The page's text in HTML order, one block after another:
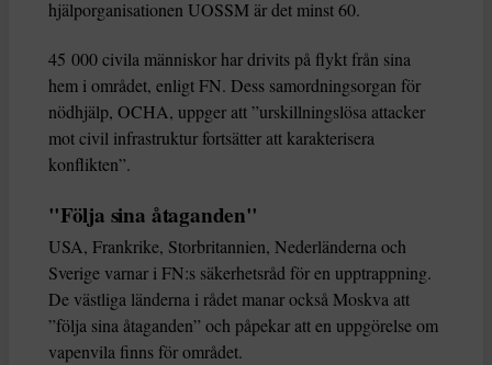
hjälporganisationen UOSSM är det minst 60.
45 000 civila människor har drivits på flykt från sina
hem i området, enligt FN. Dess samordningsorgan för
nödhjälp, OCHA, uppger att ”urskillningslösa attacker
mot civil infrastruktur fortsätter att karakterisera
konflikten”.
"Följa sina åtaganden"
USA, Frankrike, Storbritannien, Nederländerna och
Sverige varnar i FN:s säkerhetsråd för en upptrappning.
De västliga länderna i rådet manar också Moskva att
”följa sina åtaganden” och påpekar att en uppgörelse om
vapenvila finns för området.